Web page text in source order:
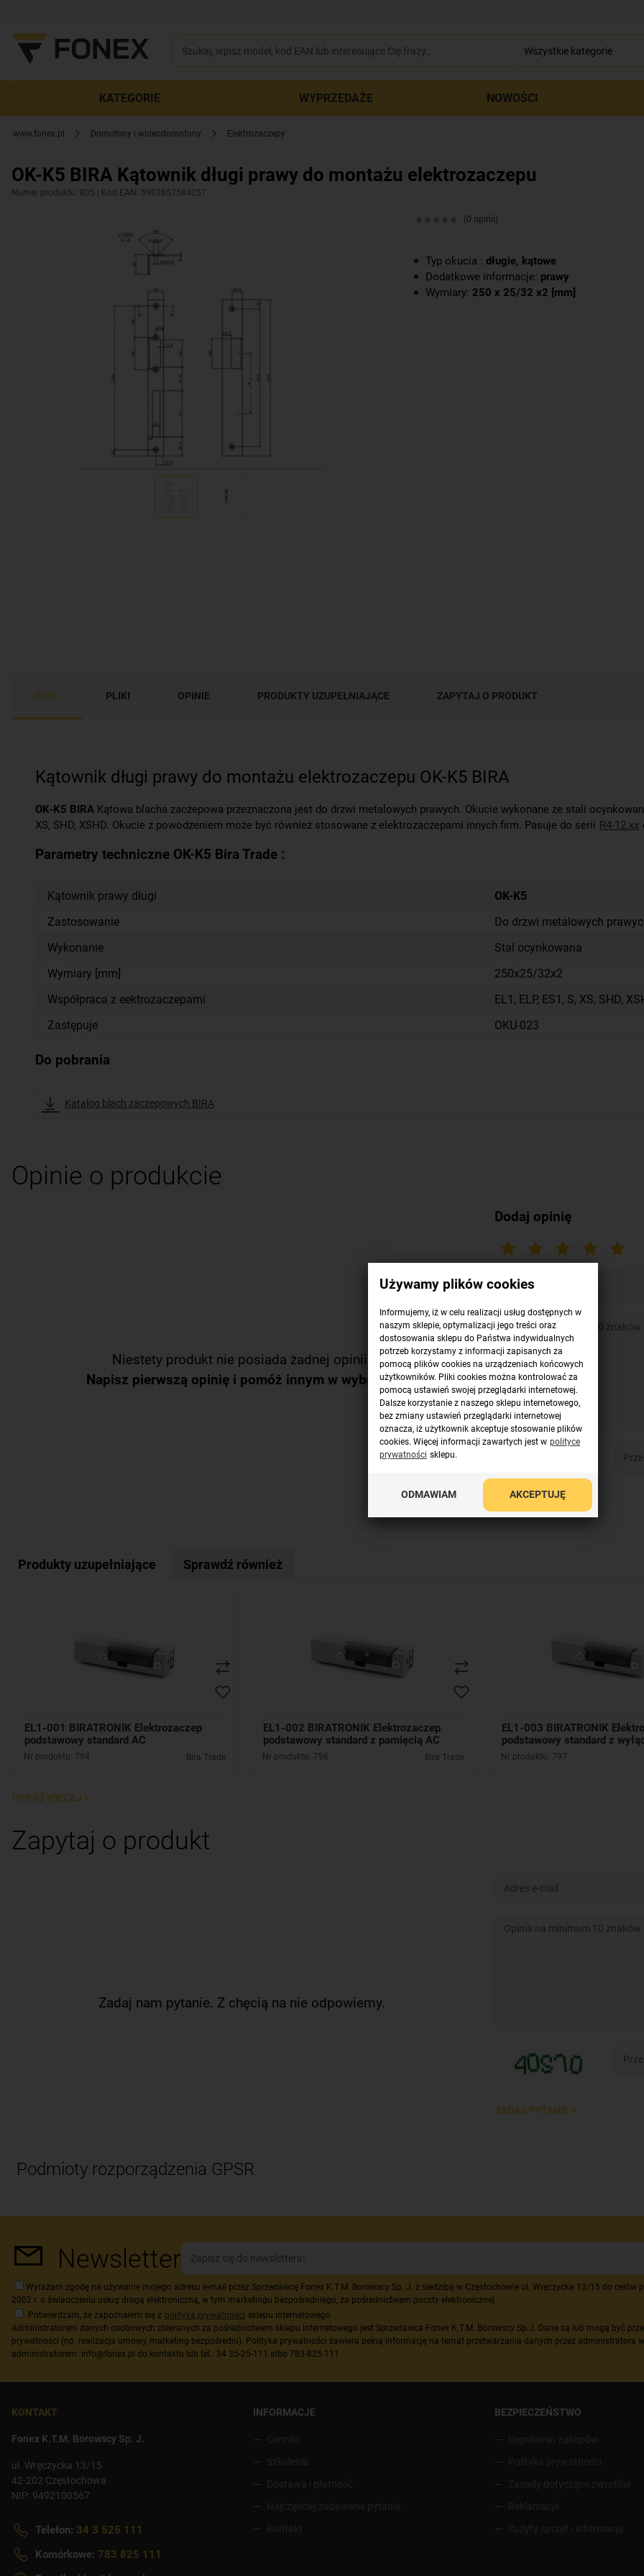
KATEGORIE WYPRZEDAŻE NOWOŚCI
www.fonex.pl Domofony i wideodomofony Elektrozaczepy
OK-K5 BIRA Kątownik długi prawy do montażu elektrozaczepu
Numer produktu: 805 | Kod EAN: 5903857584257
(0 opinii)
Typ okucia : długie, kątowe
Dodatkowe informacje: prawy
Wymiary: 250 x 25/32 x2 [mm]
OPIS PLIKI OPINIE PRODUKTY UZUPEŁNIAJĄCE ZAPYTAJ O PRODUKT
Kątownik długi prawy do montażu elektrozaczepu OK-K5 BIRA
OK-K5 BIRA Kątowa blacha zaczepowa przeznaczona jest do drzwi metalowych prawych. Okucie wykonane ze stali
XS, SHD, XSHD. Okucie z powodzeniem może być również stosowane z elektrozaczepami innych firm. Pasuje do serii R4-12.xx
Parametry techniczne OK-K5 Bira Trade :
Kątownik prawy długi
OK-K5
Zastosowanie
Do drzwi metalowych
Wykonanie
Stal ocynkowana
Wymiary [mm]
250x25/32x2
Współpraca z eektrozaczepami
EL1, ELP, ES1, S, XS, SHD,
Zastępuje
OKU-023
Do pobrania
Katalog blach zaczepowych BIRA
Opinie o produkcie
Niestety produkt nie posiada żadnej opinii.
Napisz pierwszą opinię i pomóż innym w wyborze!
Dodaj opinię
DODAJ OPINIĘ >
Produkty uzupełniające Sprawdź również
EL1-001 BIRATRONIK Elektrozaczep
podstawowy standard AC
Nr produktu: 794 Bira Trade
EL1-002 BIRATRONIK Elektrozaczep
podstawowy standard z pamięcią AC
Nr produktu: 796 Bira Trade
EL1-003 BIRATRONIK
podstawowy standard z
Nr produktu: 797
POKAŻ WIĘCEJ >
Zapytaj o produkt
Zadaj nam pytanie. Z chęcią na nie odpowiemy.
ZADAJ PYTANIE >
Podmioty rozporządzenia GPSR
Newsletter
Wyrażam zgodę na używanie mojego adresu e-mail przez Sprzedawcę Fonex K.T.M. Borowscy Sp. J. z siedzibą w Częstochowie ul. Wręczycka 13/15 do
2002 r. o świadczeniu usług drogą elektroniczną, w tym marketingu bezpośredniego, za pośrednictwem poczty elektronicznej.
Potwierdzam, że zapoznałem się z polityką prywatności sklepu internetowego
Administratorem danych osobowych zbieranych za pośrednictwem sklepu internetowego jest Sprzedawca Fonex K.T.M. Borowscy Sp.J. Dane są lub mogą być
prywatności (np. realizacja umowy, marketing bezpośredni). Polityka prywatności zawiera pełną informację na temat przetwarzania danych przez administratora
administratorem: info@fonex.pl do kontaktu lub tel.: 34 35-25-111 albo 783-825-111
KONTAKT
Fonex K.T.M. Borowscy Sp. J.
ul. Wręczycka 13/15
42-202 Częstochowa
NIP: 9492100567
Telefon: 34 3 525 111
Komórkowe: 783 825 111
INFORMACJE BEZPIECZEŃSTWO
Używamy plików cookies
Informujemy, iż w celu realizacji usług dostępnych w
naszym sklepie, optymalizacji jego treści oraz
dostosowania sklepu do Państwa indywidualnych
potrzeb korzystamy z informacji zapisanych za
pomocą plików cookies na urządzeniach końcowych
użytkowników. Pliki cookies można kontrolować za
pomocą ustawień swojej przeglądarki internetowej.
Dalsze korzystanie z naszego sklepu internetowego,
bez zmiany ustawień przeglądarki internetowej
oznacza, iż użytkownik akceptuje stosowanie plików
cookies. Więcej informacji zawartych jest w polityce
prywatności sklepu.
ODMAWIAM AKCEPTUJĘ